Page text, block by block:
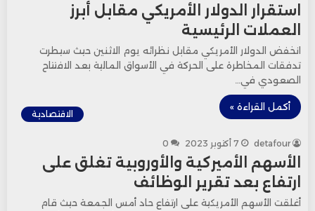
استقرار الدولار الأمريكي مقابل أبرز
العملات الرئيسية
انخفض الدولار الأمريكي مقابل نظرائه يوم الاثنين حيث سيطرت
تدفقات المخاطرة على الحركة في الأسواق المالية بعد الافتتاح
الصعودي في…
أكمل القراءة »
الاقتصادية
detafour 7 أكتوبر 2023 0
الأسهم الأميركية والأوروبية تغلق على
ارتفاع بعد تقرير الوظائف
أغلقت الأسهم الأمريكية على ارتفاع حاد أمس الجمعة حيث قام